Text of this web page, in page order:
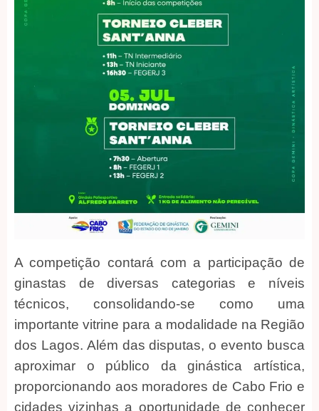
A competição contará com a participação de
ginastas de diversas categorias e níveis
técnicos, consolidando-se como uma
importante vitrine para a modalidade na Região
dos Lagos. Além das disputas, o evento busca
aproximar o público da ginástica artística,
proporcionando aos moradores de Cabo Frio e
cidades vizinhas a oportunidade de conhecer